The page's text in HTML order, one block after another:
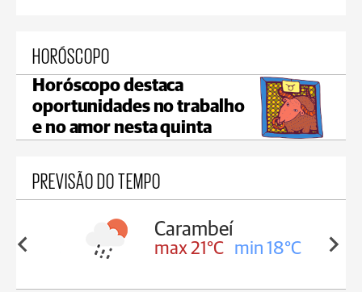
HORÓSCOPO
Horóscopo destaca
oportunidades no trabalho
e no amor nesta quinta
PREVISÃO DO TEMPO
18°C
Carambeí
max 21°C min 18°C